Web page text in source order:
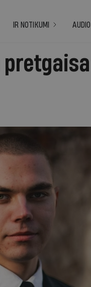
IR NOTIKUMI AUDIO
pretgaisa